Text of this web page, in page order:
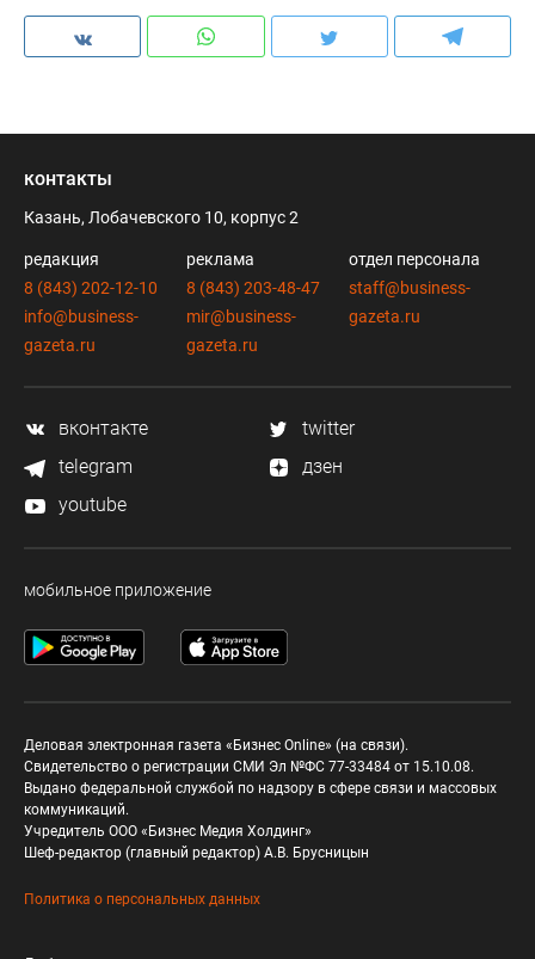
контакты
Казань, Лобачевского 10, корпус 2
редакция
8 (843) 202-12-10
info@business-
gazeta.ru
реклама
8 (843) 203-48-47
mir@business-
gazeta.ru
отдел персонала
staff@business-
gazeta.ru
вконтакте
twitter
telegram
дзен
youtube
мобильное приложение
Деловая электронная газета «Бизнес Online» (на связи).
Свидетельство о регистрации СМИ Эл №ФС 77-33484 от 15.10.08.
Выдано федеральной службой по надзору в сфере связи и массовых
коммуникаций.
Учредитель ООО «Бизнес Медия Холдинг»
Шеф-редактор (главный редактор) А.В. Брусницын
Политика о персональных данных